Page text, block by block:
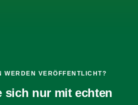
WERDEN VERÖFFENTLICHT?
sich nur mit echten